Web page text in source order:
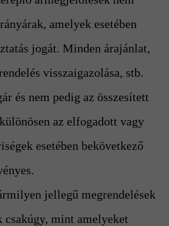
amelyek esetében
jogát. Minden árajánlat,
visszaigazolása, stb.
és nem pedig az összesített
az elfogadott vagy
esetében bekövetkező
jellegű megrendelések
csakúgy, mint amelyeket